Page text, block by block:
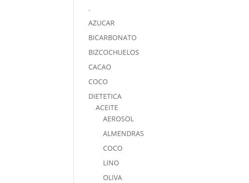
.
AZUCAR
BICARBONATO
BIZCOCHUELOS
CACAO
COCO
DIETETICA
ACEITE
AEROSOL
ALMENDRAS
COCO
LINO
OLIVA